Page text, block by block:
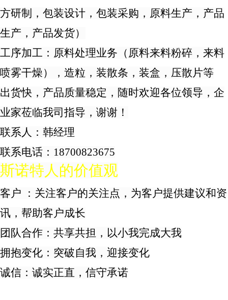
方研制，包装设计，包装采购，原料生产，产品
生产，产品发货）
工序加工：原料处理业务（原料来料粉碎，来料
喷雾干燥），造粒，装散条，装盒，压散片等
出货快，产品质量稳定，随时欢迎各位领导，企
业家莅临我司指导，谢谢！
联系人： 韩经理
联系电话： 18700823675
斯诺特人的价值观
客户 ：关注客户的关注点，为客户提供建议和资
讯，帮助客户成长
团队合作：共享共担，以小我完成大我
拥抱变化：突破自我，迎接变化
诚信：诚实正直，信守承诺